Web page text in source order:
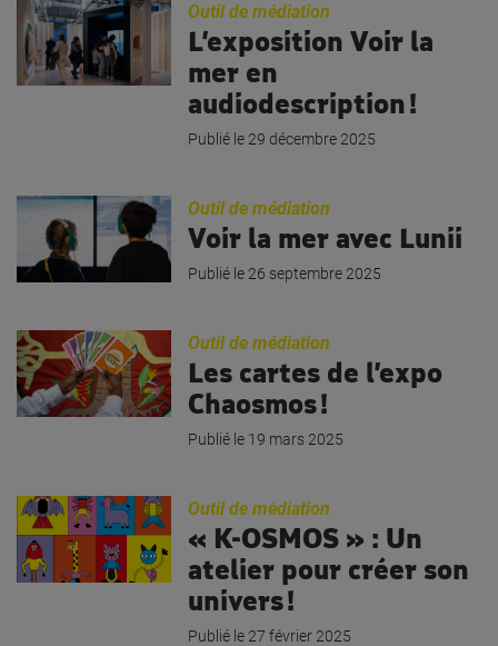
Outil de médiation
L’exposition Voir la
mer en
audiodescription !
Publié le 29 décembre 2025
Outil de médiation
Voir la mer avec Lunii
Publié le 26 septembre 2025
Outil de médiation
Les cartes de l’expo
Chaosmos !
Publié le 19 mars 2025
Outil de médiation
« K-OSMOS » : Un
atelier pour créer son
univers !
Publié le 27 février 2025